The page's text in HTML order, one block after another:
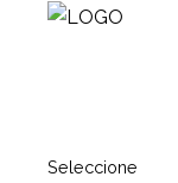
Seleccione